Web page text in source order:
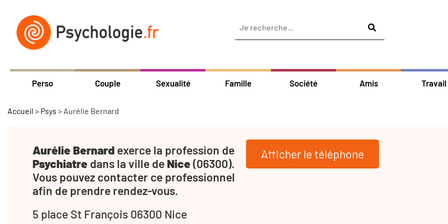
Perso Couple Sexualité Famille Société Amis Travail
Accueil > Psys > Aurélie Bernard
Aurélie Bernard exerce la profession de
Psychiatre dans la ville de Nice(06300).
Vous pouvez contacter ce professionnel
afin de prendre rendez-vous.
5 place St François 06300 Nice
Afficher le téléphone